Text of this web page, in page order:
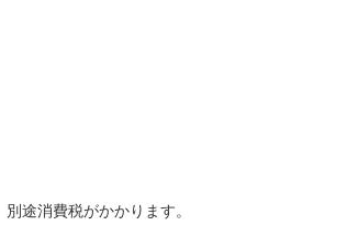
途消費税がかかります。